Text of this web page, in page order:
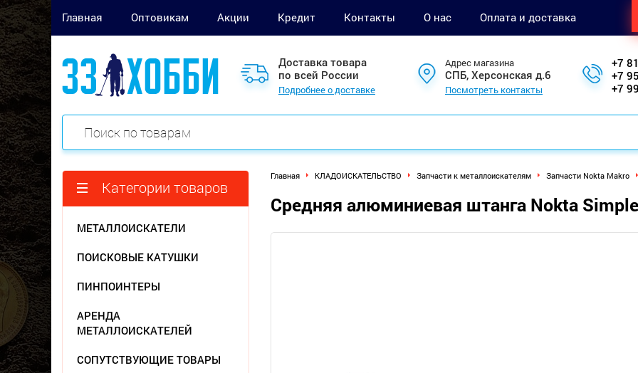
Главная Оптовикам Акции Кредит Контакты О нас Оплата и доставка
Доставка товара
по всей России
Подробнее о доставке
Адрес магазина
СПБ, Херсонская д.6
Посмотреть контакты
+7
+7
+7
Категории товаров
МЕТАЛЛОИСКАТЕЛИ
ПОИСКОВЫЕ КАТУШКИ
ПИНПОИНТЕРЫ
АРЕНДА
МЕТАЛЛОИСКАТЕЛЕЙ
СОПУТСТВУЮЩИЕ ТОВАРЫ
Главная КЛАДОИСКАТЕЛЬСТВО Запчасти к металлоискателям Запчасти Nokta Makro
Средняя алюминиевая штанга Nokta